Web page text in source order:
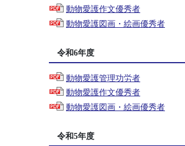
動物愛護作文優秀者
動物愛護図画・絵画優秀者
令和6年度
動物愛護管理功労者
動物愛護作文優秀者
動物愛護図画・絵画優秀者
令和5年度